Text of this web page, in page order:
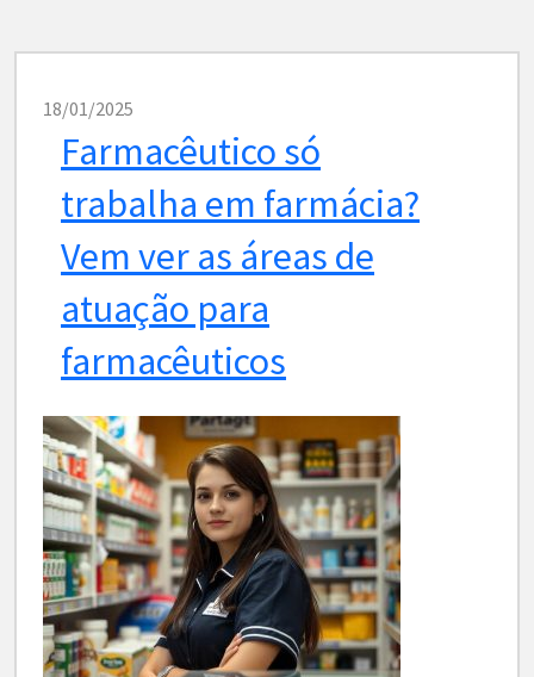
18/01/2025
Farmacêutico só
trabalha em farmácia?
Vem ver as áreas de
atuação para
farmacêuticos